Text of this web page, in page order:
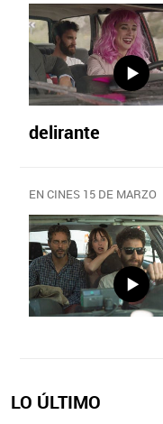
delirante
EN CINES 15 DE MARZO
LO ÚLTIMO